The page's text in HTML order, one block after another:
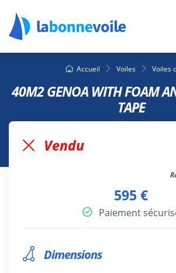
Accueil Voiles Voiles
40M2 GENOA WITH FOAM
TAPE
Vendu
595 €
Paiement
Dimensions